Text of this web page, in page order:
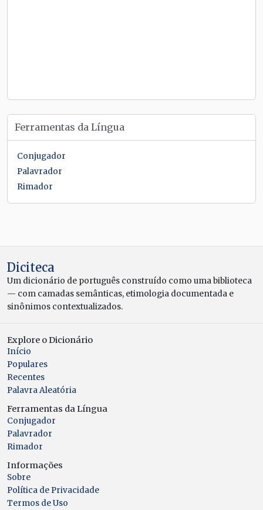
Ferramentas da Língua
Conjugador
Palavrador
Rimador
Diciteca
Um dicionário de português construído como uma biblioteca
— com camadas semânticas, etimologia documentada e
sinônimos contextualizados.
Explore o Dicionário
Início
Populares
Recentes
Palavra Aleatória
Ferramentas da Língua
Conjugador
Palavrador
Rimador
Informações
Sobre
Política de Privacidade
Termos de Uso